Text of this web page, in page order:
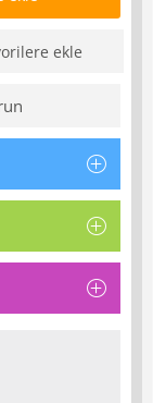
ekle